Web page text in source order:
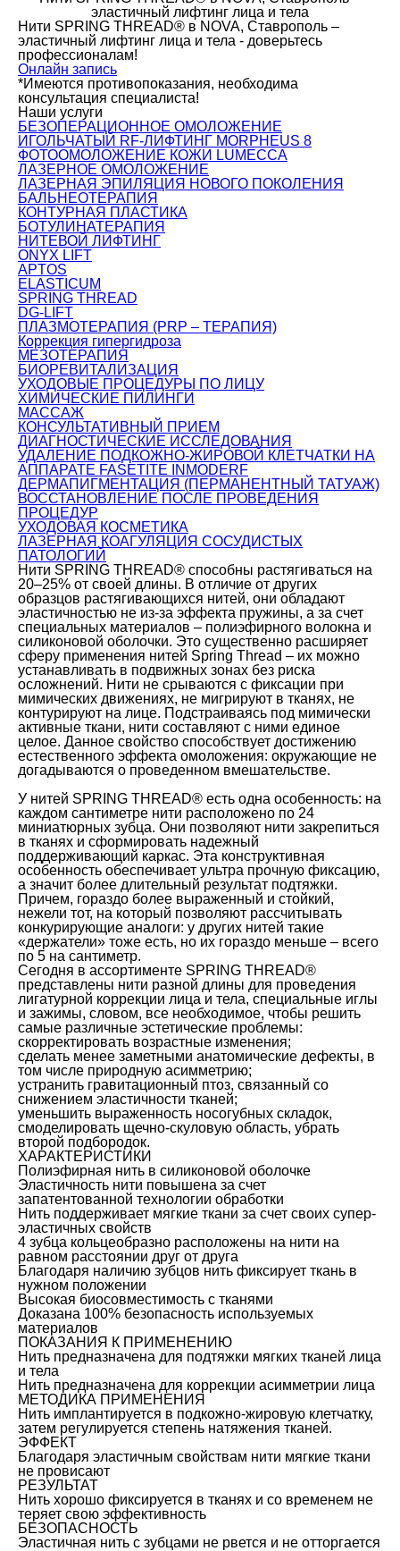
эластичный лифтинг лица и тела
Нити SPRING THREAD® в NOVA, Ставрополь –
эластичный лифтинг лица и тела - доверьтесь
профессионалам!
Онлайн запись
*Имеются противопоказания, необходима
консультация специалиста!
Наши услуги
БЕЗОПЕРАЦИОННОЕ ОМОЛОЖЕНИЕ
ИГОЛЬЧАТЫЙ RF-ЛИФТИНГ MORPHEUS 8
ФОТООМОЛОЖЕНИЕ КОЖИ LUMECCA
ЛАЗЕРНОЕ ОМОЛОЖЕНИЕ
ЛАЗЕРНАЯ ЭПИЛЯЦИЯ НОВОГО ПОКОЛЕНИЯ
БАЛЬНЕОТЕРАПИЯ
КОНТУРНАЯ ПЛАСТИКА
БОТУЛИНАТЕРАПИЯ
НИТЕВОЙ ЛИФТИНГ
ONYX LIFT
APTOS
ELASTICUM
SPRING THREAD
DG-LIFT
ПЛАЗМОТЕРАПИЯ (PRP – ТЕРАПИЯ)
Коррекция гипергидроза
МЕЗОТЕРАПИЯ
БИОРЕВИТАЛИЗАЦИЯ
УХОДОВЫЕ ПРОЦЕДУРЫ ПО ЛИЦУ
ХИМИЧЕСКИЕ ПИЛИНГИ
МАССАЖ
КОНСУЛЬТАТИВНЫЙ ПРИЕМ
ДИАГНОСТИЧЕСКИЕ ИССЛЕДОВАНИЯ
УДАЛЕНИЕ ПОДКОЖНО-ЖИРОВОЙ КЛЕТЧАТКИ НА
АППАРАТЕ FASETITE INMODERF
ДЕРМАПИГМЕНТАЦИЯ (ПЕРМАНЕНТНЫЙ ТАТУАЖ)
ВОССТАНОВЛЕНИЕ ПОСЛЕ ПРОВЕДЕНИЯ
ПРОЦЕДУР
УХОДОВАЯ КОСМЕТИКА
ЛАЗЕРНАЯ КОАГУЛЯЦИЯ СОСУДИСТЫХ
ПАТОЛОГИЙ
Нити SPRING THREAD® способны растягиваться на
20–25% от своей длины. В отличие от других
образцов растягивающихся нитей, они обладают
эластичностью не из-за эффекта пружины, а за счет
специальных материалов – полиэфирного волокна и
силиконовой оболочки. Это существенно расширяет
сферу применения нитей Spring Thread – их можно
устанавливать в подвижных зонах без риска
осложнений. Нити не срываются с фиксации при
мимических движениях, не мигрируют в тканях, не
контурируют на лице. Подстраиваясь под мимически
активные ткани, нити составляют с ними единое
целое. Данное свойство способствует достижению
естественного эффекта омоложения: окружающие не
догадываются о проведенном вмешательстве.
У нитей SPRING THREAD® есть одна особенность: на
каждом сантиметре нити расположено по 24
миниатюрных зубца. Они позволяют нити закрепиться
в тканях и сформировать надежный
поддерживающий каркас. Эта конструктивная
особенность обеспечивает ультра прочную фиксацию,
а значит более длительный результат подтяжки.
Причем, гораздо более выраженный и стойкий,
нежели тот, на который позволяют рассчитывать
конкурирующие аналоги: у других нитей такие
«держатели» тоже есть, но их гораздо меньше – всего
по 5 на сантиметр.
Сегодня в ассортименте SPRING THREAD®
представлены нити разной длины для проведения
лигатурной коррекции лица и тела, специальные иглы
и зажимы, словом, все необходимое, чтобы решить
самые различные эстетические проблемы:
скорректировать возрастные изменения;
сделать менее заметными анатомические дефекты, в
том числе природную асимметрию;
устранить гравитационный птоз, связанный со
снижением эластичности тканей;
уменьшить выраженность носогубных складок,
смоделировать щечно-скуловую область, убрать
второй подбородок.
ХАРАКТЕРИСТИКИ
Полиэфирная нить в силиконовой оболочке
Эластичность нити повышена за счет
запатентованной технологии обработки
Нить поддерживает мягкие ткани за счет своих супер-
эластичных свойств
4 зубца кольцеобразно расположены на нити на
равном расстоянии друг от друга
Благодаря наличию зубцов нить фиксирует ткань в
нужном положении
Высокая биосовместимость с тканями
Доказана 100% безопасность используемых
материалов
ПОКАЗАНИЯ К ПРИМЕНЕНИЮ
Нить предназначена для подтяжки мягких тканей лица
и тела
Нить предназначена для коррекции асимметрии лица
МЕТОДИКА ПРИМЕНЕНИЯ
Нить имплантируется в подкожно-жировую клетчатку,
затем регулируется степень натяжения тканей.
ЭФФЕКТ
Благодаря эластичным свойствам нити мягкие ткани
не провисают
РЕЗУЛЬТАТ
Нить хорошо фиксируется в тканях и со временем не
теряет свою эффективность
БЕЗОПАСНОСТЬ
Эластичная нить с зубцами не рвется и не отторгается